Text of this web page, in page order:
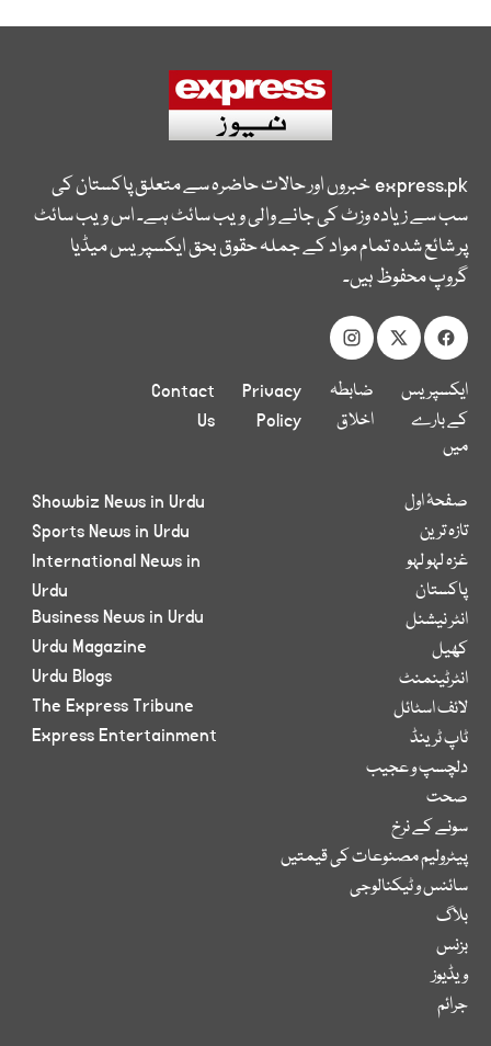
express.pkخبروں اور حالات حاضرہ سے متعلق پاکستان کی
سب سے زیادہ وزٹ کی جانے والی ویب سائٹ ہے۔ اس ویب سائٹ
پر شائع شدہ تمام مواد کے جملہ حقوق بحق ایکسپریس میڈیا
گروپ محفوظ ہیں۔
ایکسپریس
کے بارے
میں
ضابطہ
اخلاق
Privacy
Policy
Contact
Us
صفحۂ اول
تازہ ترین
غزہ لہو لہو
پاکستان
انٹر نیشنل
کھیل
انٹرٹینمنٹ
لائف اسٹائل
ٹاپ ٹرینڈ
دلچسپ و عجیب
صحت
سونے کے نرخ
پیٹرولیم مصنوعات کی قیمتیں
سائنس و ٹیکنالوجی
بلاگ
بزنس
ویڈیوز
جرائم
Showbiz News in Urdu
Sports News in Urdu
International News in
Urdu
Business News in Urdu
Urdu Magazine
Urdu Blogs
The Express Tribune
Express Entertainment